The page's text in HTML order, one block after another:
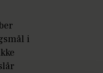
i